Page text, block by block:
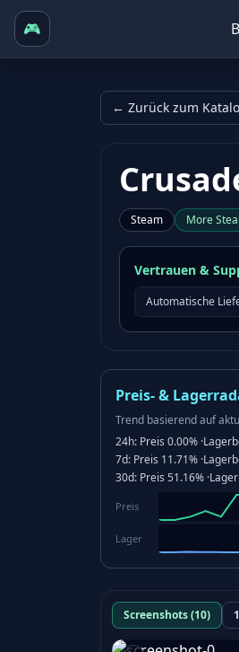
🎮
← Zurück zum
Steam More
Vertrauen &
Automatische
Preis- &
Trend basierend auf
24h: Preis 0.00% ·
7d: Preis 11.71% ·
30d: Preis 51.16% ·
Preis
Lager
Screenshots (10)